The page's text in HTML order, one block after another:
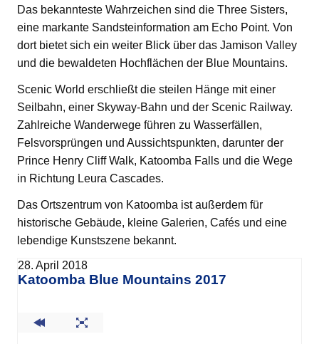
Das bekannteste Wahrzeichen sind die Three Sisters,
eine markante Sandsteinformation am Echo Point. Von
dort bietet sich ein weiter Blick über das Jamison Valley
und die bewaldeten Hochflächen der Blue Mountains.
Scenic World erschließt die steilen Hänge mit einer
Seilbahn, einer Skyway-Bahn und der Scenic Railway.
Zahlreiche Wanderwege führen zu Wasserfällen,
Felsvorsprüngen und Aussichtspunkten, darunter der
Prince Henry Cliff Walk, Katoomba Falls und die Wege
in Richtung Leura Cascades.
Das Ortszentrum von Katoomba ist außerdem für
historische Gebäude, kleine Galerien, Cafés und eine
lebendige Kunstszene bekannt.
28. April 2018
Katoomba Blue Mountains 2017